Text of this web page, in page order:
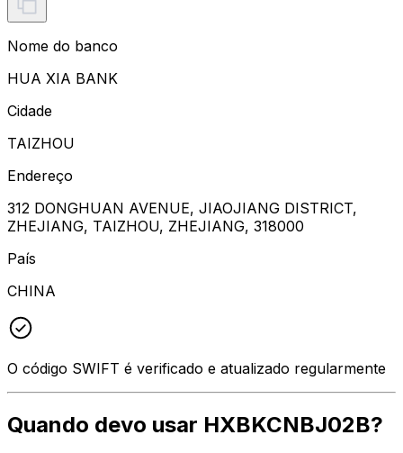
Nome do banco
HUA XIA BANK
Cidade
TAIZHOU
Endereço
312 DONGHUAN AVENUE, JIAOJIANG DISTRICT,
ZHEJIANG, TAIZHOU, ZHEJIANG, 318000
País
CHINA
O código SWIFT é verificado e atualizado regularmente
Quando devo usar HXBKCNBJ02B?